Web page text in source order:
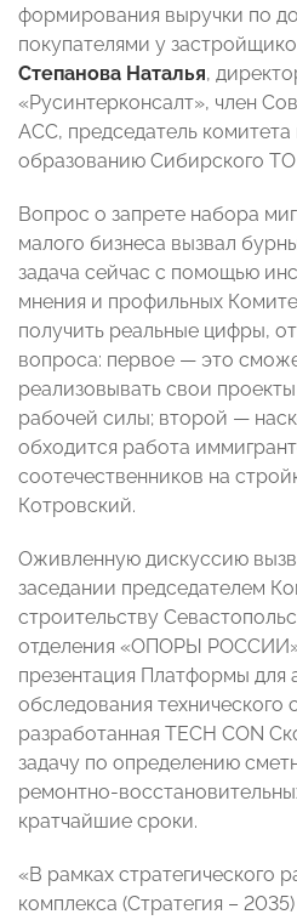
формирования выручки по
покупателями у
Степанова Наталья,
«Русинтерконсалт», член
АСС, председатель
образованию Сибирского
Вопрос о запрете набора
малого бизнеса вызвал
задача сейчас с помощью
мнения и профильных
получить реальные цифры,
вопроса: первое — это
реализовывать свои
рабочей силы; второй —
обходится работа
соотечественников на
Котровский.
Оживленную дискуссию
заседании председателем
строительству
отделения «ОПОРЫ
презентация Платформы для
обследования технического
разработанная TECH CON
задачу по определению
ремонтно-
кратчайшие сроки.
«В рамках стратегического
комплекса (Стратегия –